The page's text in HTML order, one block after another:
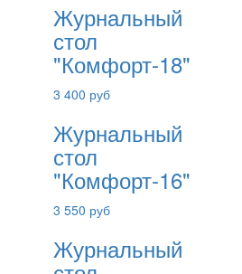
Журнальный
стол
"Комфорт-18"
3 400 руб
Журнальный
стол
"Комфорт-16"
3 550 руб
Журнальный